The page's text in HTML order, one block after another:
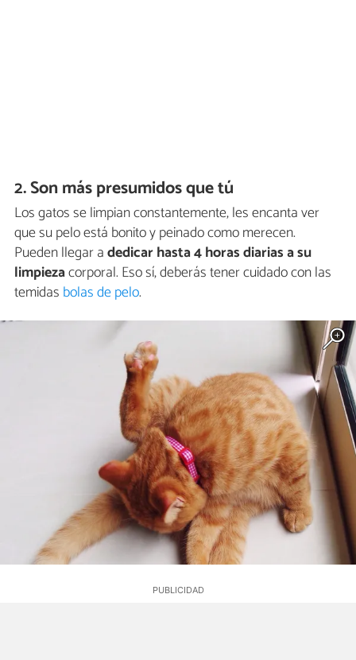
2. Son más presumidos que tú
Los gatos se limpian constantemente, les encanta ver
que su pelo está bonito y peinado como merecen.
Pueden llegar adedicar hasta 4 horas diarias a su
limpiezacorporal. Eso sí, deberás tener cuidado con las
temidas bolas de pelo.